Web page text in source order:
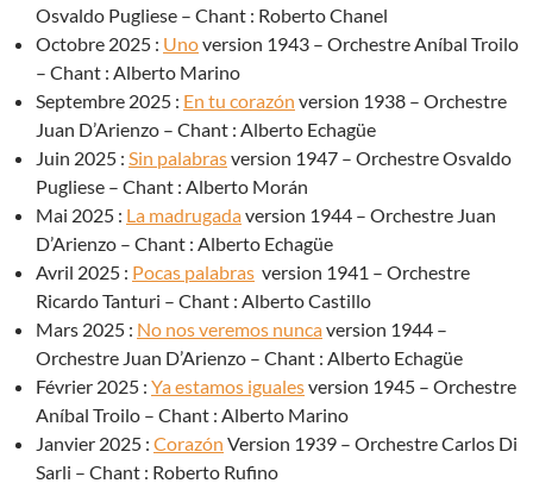
Osvaldo Pugliese – Chant : Roberto Chanel
Octobre 2025 : Unoversion 1943 – Orchestre Aníbal Troilo
– Chant : Alberto Marino
Septembre 2025 : En tu corazón version 1938 – Orchestre
Juan D’Arienzo – Chant : Alberto Echagüe
Juin 2025 : Sin palabrasversion 1947 – Orchestre Osvaldo
Pugliese – Chant : Alberto Morán
Mai 2025 : La madrugadaversion 1944 – Orchestre Juan
D’Arienzo – Chant : Alberto Echagüe
Avril 2025 : Pocas palabras version 1941 – Orchestre
Ricardo Tanturi – Chant : Alberto Castillo
Mars 2025 : No nos veremos nuncaversion 1944 –
Orchestre Juan D’Arienzo – Chant : Alberto Echagüe
Février 2025 : Ya estamos igualesversion 1945 – Orchestre
Aníbal Troilo – Chant : Alberto Marino
Janvier 2025 : Corazón Version 1939 – Orchestre Carlos Di
Sarli – Chant : Roberto Rufino